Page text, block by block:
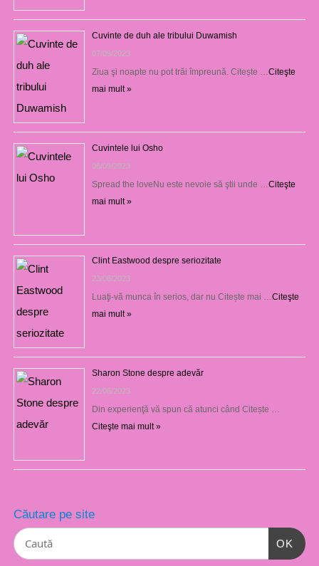
Cuvinte de duh ale tribului Duwamish
07/09/2023
Ziua şi noapte nu pot trăi împreună. Citește …Citeşte
mai mult »
Cuvintele lui Osho
06/09/2023
Spread the loveNu este nevoie să ştii unde …Citeşte
mai mult »
Clint Eastwood despre seriozitate
23/08/2023
Luaţi-vă munca în serios, dar nu Citește mai …Citeşte
mai mult »
Sharon Stone despre adevăr
22/08/2023
Din experienţă vă spun că atunci când Citește …
Citeşte mai mult »
Căutare pe site
OK